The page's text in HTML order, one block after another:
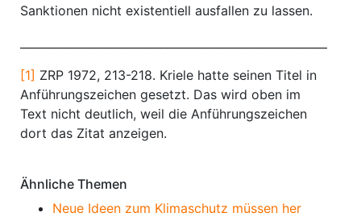
Sanktionen nicht existentiell ausfallen zu lassen.
[1] ZRP 1972, 213-218. Kriele hatte seinen Titel in
Anführungszeichen gesetzt. Das wird oben im
Text nicht deutlich, weil die Anführungszeichen
dort das Zitat anzeigen.
Ähnliche Themen
Neue Ideen zum Klimaschutz müssen her